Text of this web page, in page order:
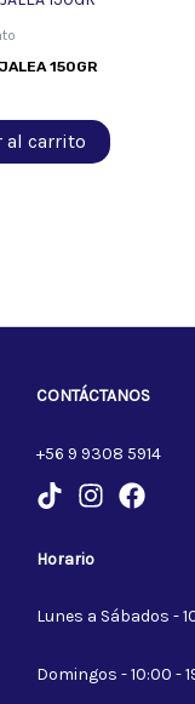
150GR
al carrito
CONTÁCTANOS
+56 9 9308 5914
Horario
Lunes a Sábados -
Domingos - 10:00 -